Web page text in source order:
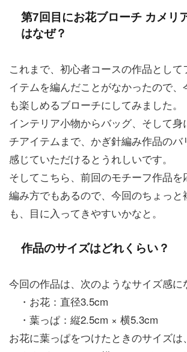
第7回目にお花ブローチ カメリ
はなぜ？
これまで、初心者コースの作品として
イテムを編んだことがなかったので、
も楽しめるブローチにしてみました。
インテリア小物からバッグ、そして
チアイテムまで、かぎ針編み作品のバ
感じていただけるとうれしいです。
そしてこちら、前回のモチーフ作品を
編み方でもあるので、今回のちょっと
も、目に入ってきやすいかなと。
作品のサイズはどれくらい？
今回の作品は、次のようなサイズ感に
・お花：直径3.5cm
・葉っぱ：縦2.5cm × 横5.3cm
お花に葉っぱをつけたときのサイズは